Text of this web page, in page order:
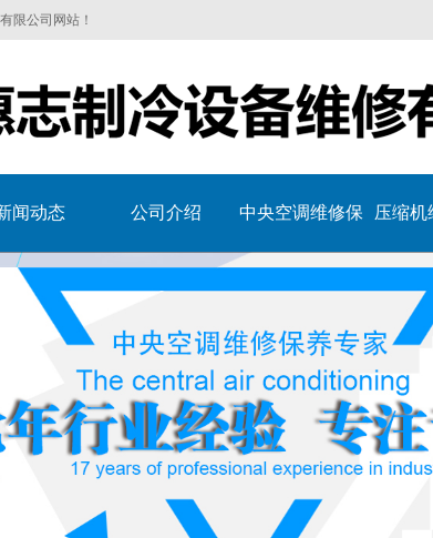
限公司网站！
闻动态 公司介绍 中央空调维修保
养
压缩机